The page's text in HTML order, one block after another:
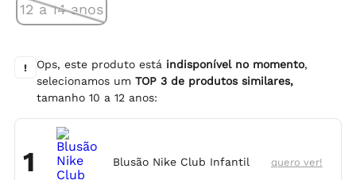
12 a 14 anos
! Ops, este produto está indisponível no momento,
selecionamos um TOP 3 de produtos similares,
tamanho 10 a 12 anos:
1 Blusão Nike Club Infantil quero ver!